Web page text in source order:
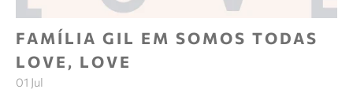
FAMÍLIA GIL EM SOMOS TODAS
LOVE, LOVE
01 Jul